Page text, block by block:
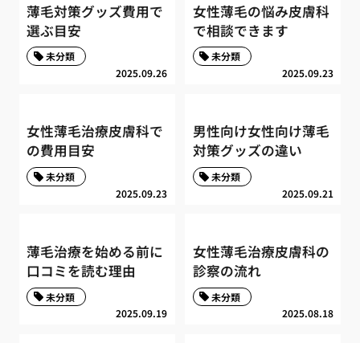
薄毛対策グッズ費用で
選ぶ目安
2025.09.26
未分類
女性薄毛の悩み皮膚科
で相談できます
2025.09.23
未分類
女性薄毛治療皮膚科で
の費用目安
2025.09.23
未分類
男性向け女性向け薄毛
対策グッズの違い
2025.09.21
未分類
薄毛治療を始める前に
口コミを読む理由
2025.09.19
未分類
女性薄毛治療皮膚科の
診察の流れ
2025.08.18
未分類